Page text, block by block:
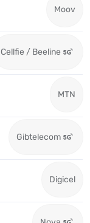
Moov
Cellfie / Beeline
MTN
Gibtelecom
Digicel